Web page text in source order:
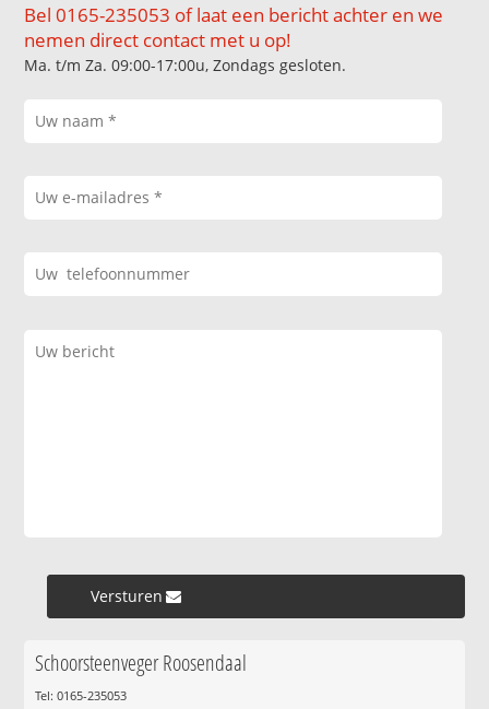
Bel 0165-235053 of laat een bericht achter en we
nemen direct contact met u op!
Ma. t/m Za. 09:00-17:00u, Zondags gesloten.
Versturen »
Schoorsteenveger Roosendaal
Tel: 0165-235053